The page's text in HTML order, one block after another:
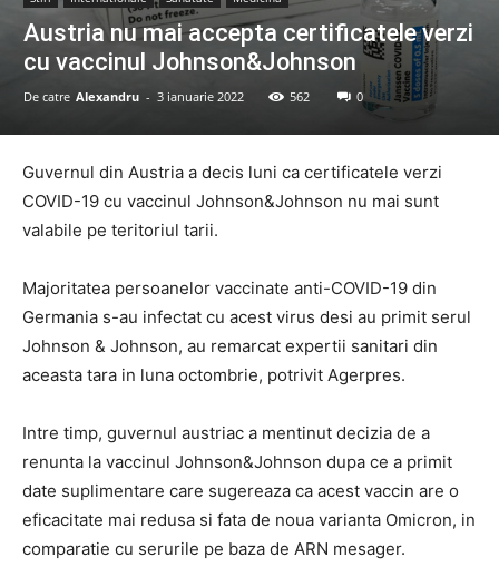
Austria nu mai accepta certificatele verzi
cu vaccinul Johnson&Johnson
De catre Alexandru - 3 ianuarie 2022 562 0
Guvernul din Austria a decis luni ca certificatele verzi
COVID-19 cu vaccinul Johnson&Johnson nu mai sunt
valabile pe teritoriul tarii.
Majoritatea persoanelor vaccinate anti-COVID-19 din
Germania s-au infectat cu acest virus desi au primit serul
Johnson & Johnson, au remarcat expertii sanitari din
aceasta tara in luna octombrie, potrivit Agerpres.
Intre timp, guvernul austriac a mentinut decizia de a
renunta la vaccinul Johnson&Johnson dupa ce a primit
date suplimentare care sugereaza ca acest vaccin are o
eficacitate mai redusa si fata de noua varianta Omicron, in
comparatie cu serurile pe baza de ARN mesager.